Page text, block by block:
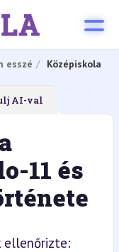
esszé Középiskola
AI-val
11 és
ellenőrizte: